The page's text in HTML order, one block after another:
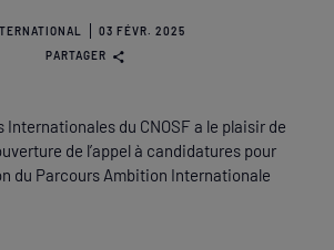
03 FÉVR. 2025
PARTAGER
Internationales du CNOSF a le plaisir de
de l’appel à candidatures pour
du Parcours Ambition Internationale